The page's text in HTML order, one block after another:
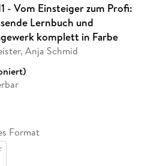
- Vom Einsteiger zum Profi:
Lernbuch und
komplett in Farbe
Anja Schmid
Format